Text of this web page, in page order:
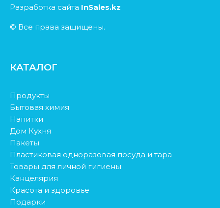
Разработка сайта InSales.kz
© Все права защищены.
КАТАЛОГ
Продукты
Бытовая химия
Напитки
Дом Кухня
Пакеты
Пластиковая одноразовая посуда и тара
Товары для личной гигиены
Канцелярия
Красота и здоровье
Подарки